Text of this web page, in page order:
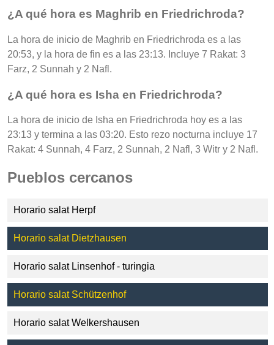
¿A qué hora es Maghrib en Friedrichroda?
La hora de inicio de Maghrib en Friedrichroda es a las
20:53, y la hora de fin es a las 23:13. Incluye 7 Rakat: 3
Farz, 2 Sunnah y 2 Nafl.
¿A qué hora es Isha en Friedrichroda?
La hora de inicio de Isha en Friedrichroda hoy es a las
23:13 y termina a las 03:20. Esto rezo nocturna incluye 17
Rakat: 4 Sunnah, 4 Farz, 2 Sunnah, 2 Nafl, 3 Witr y 2 Nafl.
Pueblos cercanos
Horario salat Herpf
Horario salat Dietzhausen
Horario salat Linsenhof - turingia
Horario salat Schützenhof
Horario salat Welkershausen